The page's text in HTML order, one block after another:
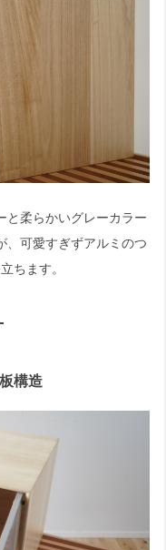
と柔らかいグレーカラー
、可愛すぎずアルミのつ
ちます。
構造